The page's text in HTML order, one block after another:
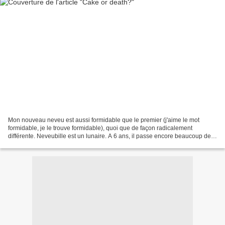
Mon nouveau neveu est aussi formidable que le premier (j'aime le mot
formidable, je le trouve formidable), quoi que de façon radicalement
différente. Neveubille est un lunaire. A 6 ans, il passe encore beaucoup de